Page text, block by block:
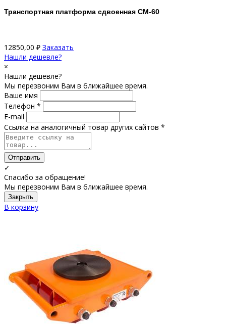
Транспортная платформа сдвоенная CM-60
12850,00 ₽ Заказать
Нашли дешевле?
×
Нашли дешевле?
Мы перезвоним Вам в ближайшее время.
Ваше имя
Телефон *
E-mail
Ссылка на аналогичный товар других сайтов *
Отправить
✓
Спасибо за обращение!
Мы перезвоним Вам в ближайшее время.
Закрыть
В корзину